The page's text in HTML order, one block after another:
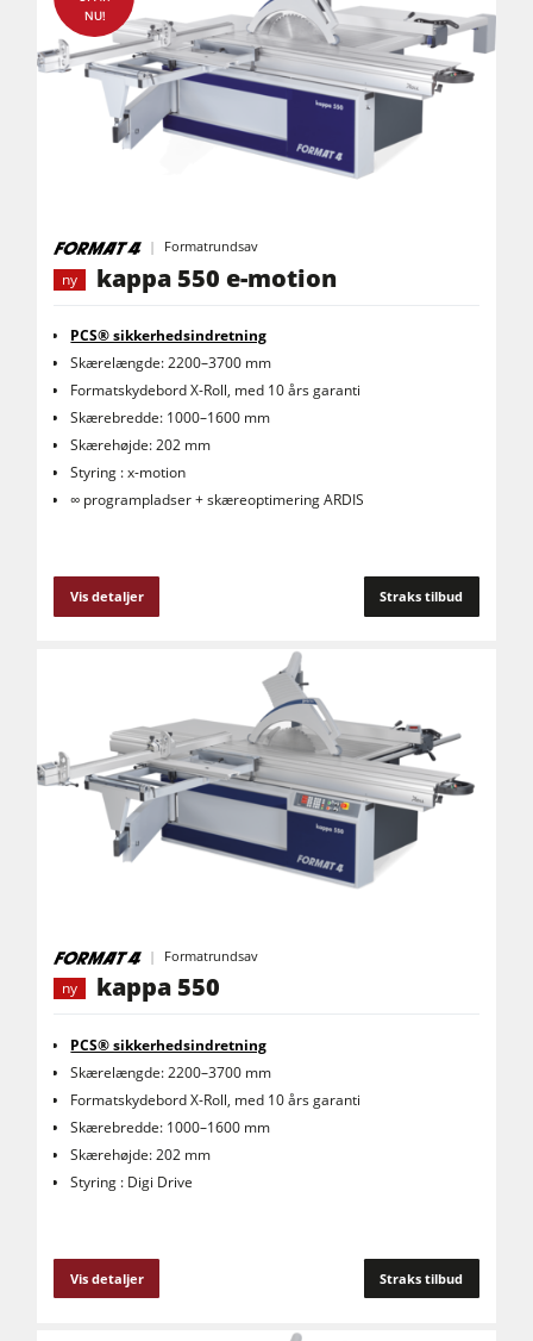
NU!
Formatrundsav
ny
kappa 550 e-motion
PCS® sikkerhedsindretning
Skærelængde: 2200–3700 mm
Formatskydebord X-Roll, med 10 års garanti
Skærebredde: 1000–1600 mm
Skærehøjde: 202 mm
Styring : x-motion
∞ programpladser + skæreoptimering ARDIS
Vis detaljer Straks tilbud
Formatrundsav
ny
kappa 550
PCS® sikkerhedsindretning
Skærelængde: 2200–3700 mm
Formatskydebord X-Roll, med 10 års garanti
Skærebredde: 1000–1600 mm
Skærehøjde: 202 mm
Styring : Digi Drive
Vis detaljer Straks tilbud